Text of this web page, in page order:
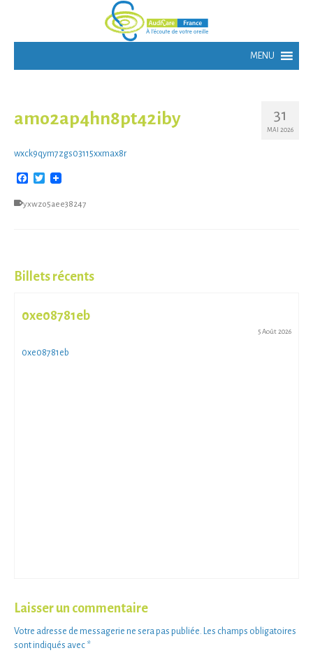
31
MAI 2026
amo2ap4hn8pt42iby
wxck9qym7zgs03115xxmax8r
Facebook
Twitter
yxwzo5aee38247
Billets récents
0xe08781eb
5 Août 2026
0xe08781eb
Laisser un commentaire
Votre adresse de messagerie ne sera pas publiée. Les champs obligatoires
sont indiqués avec *